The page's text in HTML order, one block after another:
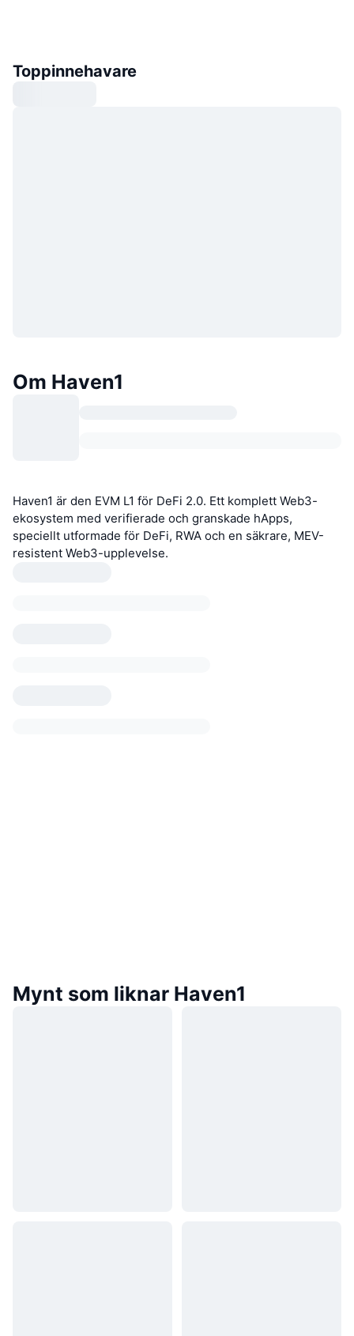
Toppinnehavare
Om Haven1
Haven1 är den EVM L1 för DeFi 2.0. Ett komplett Web3-
ekosystem med verifierade och granskade hApps,
speciellt utformade för DeFi, RWA och en säkrare, MEV-
resistent Web3-upplevelse.
Mynt som liknar Haven1